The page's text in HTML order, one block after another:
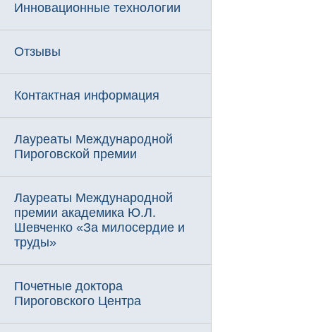
Инновационные технологии
Отзывы
Контактная информация
Лауреаты Международной
Пироговской премии
Лауреаты Международной
премии академика Ю.Л.
Шевченко «За милосердие и
труды»
Почетные доктора
Пироговского Центра